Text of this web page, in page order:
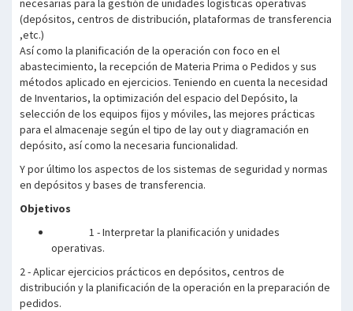
necesarias para la gestión de unidades logísticas operativas
(depósitos, centros de distribución, plataformas de transferencia
,etc.)
Así como la planificación de la operación con foco en el
abastecimiento, la recepción de Materia Prima o Pedidos y sus
métodos aplicado en ejercicios. Teniendo en cuenta la necesidad
de Inventarios, la optimización del espacio del Depósito, la
selección de los equipos fijos y móviles, las mejores prácticas
para el almacenaje según el tipo de lay out y diagramación en
depósito, así como la necesaria funcionalidad.
Y por último los aspectos de los sistemas de seguridad y normas
en depósitos y bases de transferencia.
Objetivos
1 - Interpretar la planificación y unidades
operativas.
2 - Aplicar ejercicios prácticos en depósitos, centros de
distribución y la planificación de la operación en la preparación de
pedidos.